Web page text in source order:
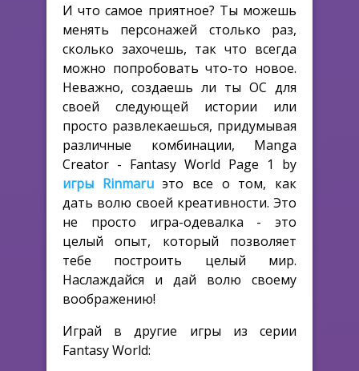
И что самое приятное? Ты можешь
менять персонажей столько раз,
сколько захочешь, так что всегда
можно попробовать что-то новое.
Неважно, создаешь ли ты OC для
своей следующей истории или
просто развлекаешься, придумывая
различные комбинации, Manga
Creator - Fantasy World Page 1 by
игры Rinmaruэто все о том, как
дать волю своей креативности. Это
не просто игра-одевалка - это
целый опыт, который позволяет
тебе построить целый мир.
Наслаждайся и дай волю своему
воображению!
Играй в другие игры из серии
Fantasy World: